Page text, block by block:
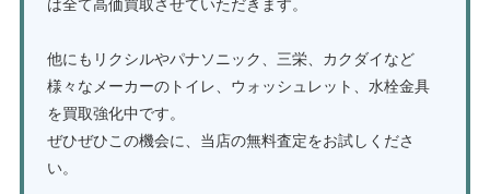
は全て高価買取させていただきます。
他にもリクシルやパナソニック、三栄、カクダイなど
様々なメーカーのトイレ、ウォッシュレット、水栓金具
を買取強化中です。
ぜひぜひこの機会に、当店の無料査定をお試しくださ
い。